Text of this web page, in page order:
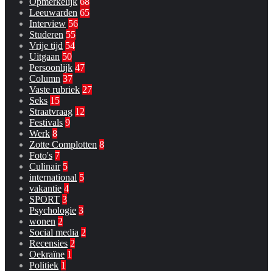
Leeuwarden 65
Interview 56
Studeren 55
Vrije tijd 54
Uitgaan 50
Persoonlijk 47
Column 37
Vaste rubriek 27
Seks 15
Straatvraag 12
Festivals 9
Werk 8
Zotte Complotten 8
Foto's 7
Culinair 5
international 5
vakantie 4
SPORT 3
Psychologie 3
wonen 2
Social media 2
Recensies 2
Oekraïne 1
Politiek 1